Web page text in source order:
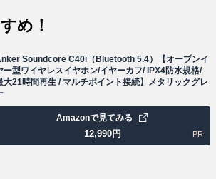
め！
Soundcore C40i（Bluetooth 5.4）【オープンイ
ー型ワイヤレスイヤホン/イヤーカフ/ IPX4防水規格/
大21時間再生 / マルチポイント接続】メタリックグレ
12,990円
Amazonで見てみる
PR